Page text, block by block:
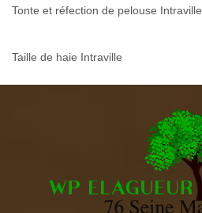
Tonte et réfection de pelouse Intraville
Taille de haie Intraville